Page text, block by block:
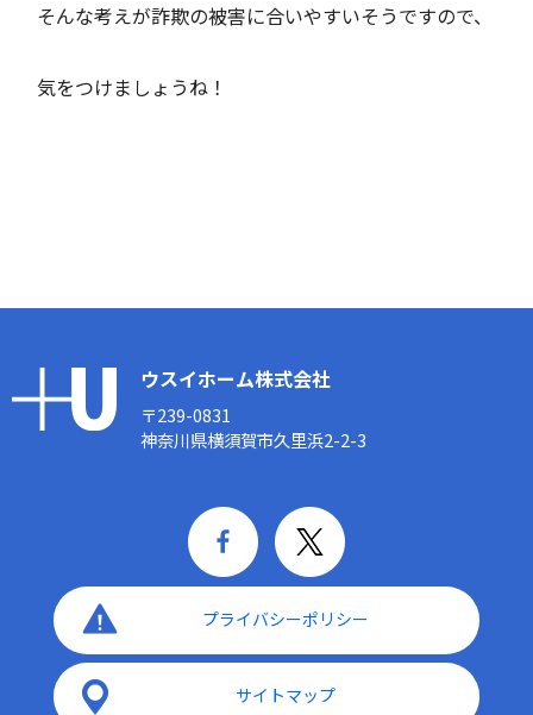
そんな考えが詐欺の被害に合いやすいそうですので、
気をつけましょうね！
ウスイホーム株式会社
〒239-0831
神奈川県横須賀市久里浜2-2-3
プライバシーポリシー
サイトマップ